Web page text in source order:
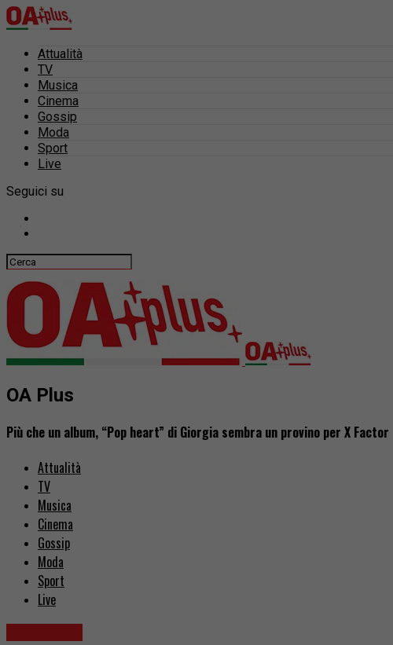
Attualità
TV
Musica
Cinema
Gossip
Moda
Sport
Live
Seguici su
OA Plus
Più che un album, “Pop heart” di Giorgia sembra un provino per X Factor
Attualità
TV
Musica
Cinema
Gossip
Moda
Sport
Live